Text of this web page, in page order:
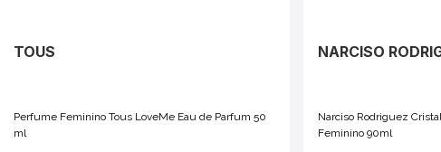
TOUS
Perfume Feminino Tous LoveMe Eau de Parfum 50
ml
NARCISO
Narciso Rodriguez
Feminino 90ml